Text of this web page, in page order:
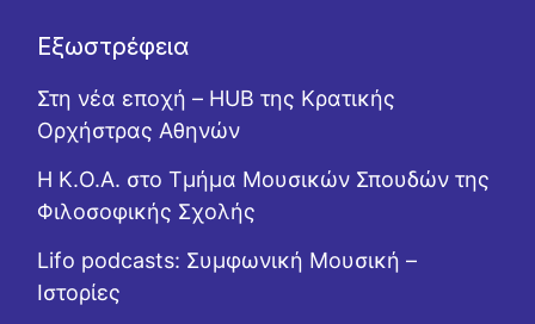
Εξωστρέφεια
Στη νέα εποχή – HUB της Κρατικής
Ορχήστρας Αθηνών
Η Κ.Ο.Α. στο Τμήμα Μουσικών Σπουδών της
Φιλοσοφικής Σχολής
Lifo podcasts: Συμφωνική Μουσική –
Ιστορίες